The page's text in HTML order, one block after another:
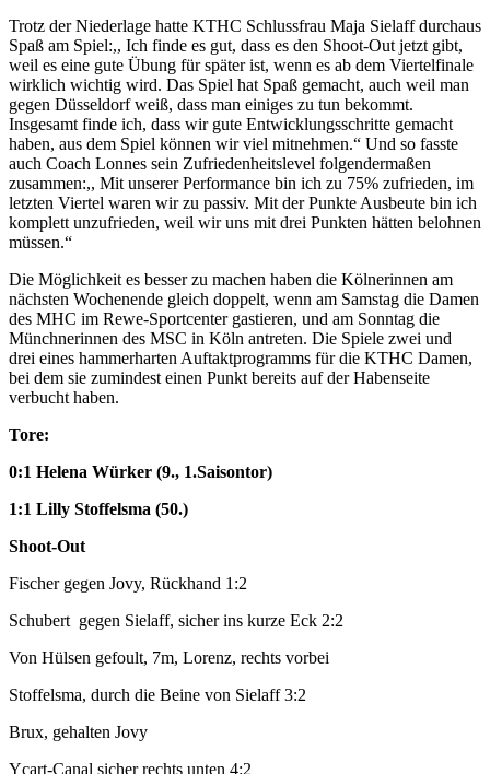
Trotz der Niederlage hatte KTHC Schlussfrau Maja Sielaff durchaus
Spaß am Spiel:,, Ich finde es gut, dass es den Shoot-Out jetzt gibt,
weil es eine gute Übung für später ist, wenn es ab dem Viertelfinale
wirklich wichtig wird. Das Spiel hat Spaß gemacht, auch weil man
gegen Düsseldorf weiß, dass man einiges zu tun bekommt.
Insgesamt finde ich, dass wir gute Entwicklungsschritte gemacht
haben, aus dem Spiel können wir viel mitnehmen.“ Und so fasste
auch Coach Lonnes sein Zufriedenheitslevel folgendermaßen
zusammen:,, Mit unserer Performance bin ich zu 75% zufrieden, im
letzten Viertel waren wir zu passiv. Mit der Punkte Ausbeute bin ich
komplett unzufrieden, weil wir uns mit drei Punkten hätten belohnen
müssen.“
Die Möglichkeit es besser zu machen haben die Kölnerinnen am
nächsten Wochenende gleich doppelt, wenn am Samstag die Damen
des MHC im Rewe-Sportcenter gastieren, und am Sonntag die
Münchnerinnen des MSC in Köln antreten. Die Spiele zwei und
drei eines hammerharten Auftaktprogramms für die KTHC Damen,
bei dem sie zumindest einen Punkt bereits auf der Habenseite
verbucht haben.
Tore:
0:1 Helena Würker (9., 1.Saisontor)
1:1 Lilly Stoffelsma (50.)
Shoot-Out
Fischer gegen Jovy, Rückhand 1:2
Schubert gegen Sielaff, sicher ins kurze Eck 2:2
Von Hülsen gefoult, 7m, Lorenz, rechts vorbei
Stoffelsma, durch die Beine von Sielaff 3:2
Brux, gehalten Jovy
Ycart-Canal sicher rechts unten 4:2